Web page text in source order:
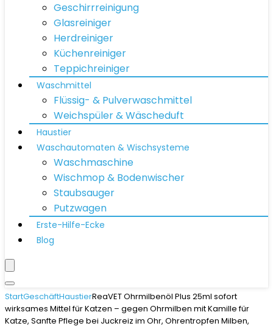
Geschirrreinigung
Glasreiniger
Herdreiniger
Küchenreiniger
Teppichreiniger
Waschmittel
Flüssig- & Pulverwaschmittel
Weichspüler & Wäscheduft
Haustier
Waschautomaten & Wischsysteme
Waschmaschine
Wischmop & Bodenwischer
Staubsauger
Putzwagen
Erste-Hilfe-Ecke
Blog
StartGeschäftHaustierReaVET Ohrmilbenöl Plus 25ml sofort
wirksames Mittel für Katzen – gegen Ohrmilben mit Kamille für
Katze, Sanfte Pflege bei Juckreiz im Ohr, Ohrentropfen Milben,